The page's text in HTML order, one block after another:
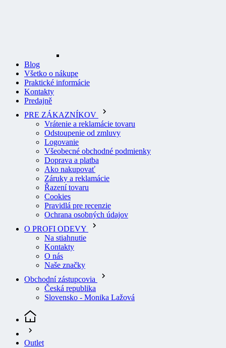
Blog
Všetko o nákupe
Praktické informácie
Kontakty
Predajně
PRE ZÁKAZNÍKOV
Vrátenie a reklamácie tovaru
Odstoupenie od zmluvy
Logovanie
Všeobecné obchodné podmienky
Doprava a platba
Ako nakupovať
Záruky a reklamácie
Řazení tovaru
Cookies
Pravidlá pre recenzie
Ochrana osobných údajov
O PROFI ODEVY
Na stiahnutie
Kontakty
O nás
Naše značky
Obchodní zástupcovia
Česká republika
Slovensko - Monika Lažová
Outlet